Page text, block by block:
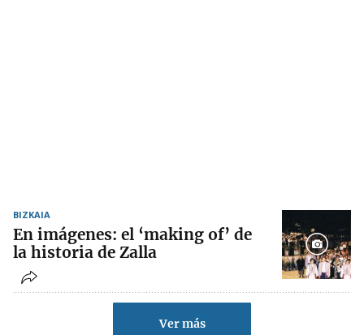
BIZKAIA
En imágenes: el ‘making of’ de
la historia de Zalla
Ver más